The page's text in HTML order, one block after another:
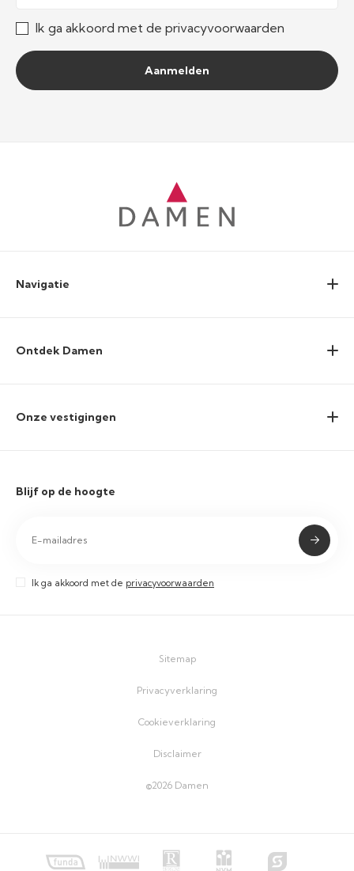
Ik ga akkoord met de privacyvoorwaarden
Aanmelden
Navigatie
Ontdek Damen
Onze vestigingen
Blijf op de hoogte
Ik ga akkoord met de privacyvoorwaarden
©2026 Damen
Sitemap
Privacyverklaring
Cookieverklaring
Disclaimer